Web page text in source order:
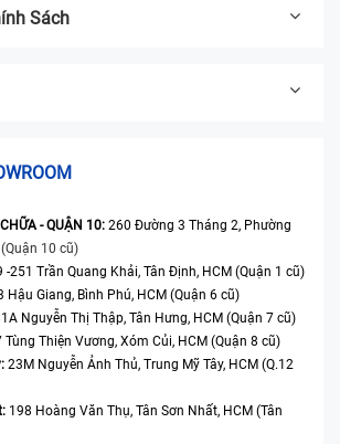
Sách
- QUẬN 10: 260 Đường 3 Tháng 2, Phường
(Quận 10 cũ)
-251 Trần Quang Khải, Tân Định, HCM (Quận 1 cũ)
Hậu Giang, Bình Phú, HCM (Quận 6 cũ)
Nguyễn Thị Thập, Tân Hưng, HCM (Quận 7 cũ)
Tùng Thiện Vương, Xóm Củi, HCM (Quận 8 cũ)
23M Nguyễn Ảnh Thủ, Trung Mỹ Tây, HCM (Q.12
198 Hoàng Văn Thụ, Tân Sơn Nhất, HCM (Tân